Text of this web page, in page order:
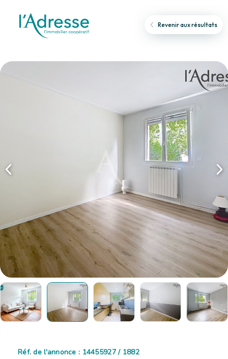
Revenir aux résultats
Réf. de l'annonce : 14455927 / 1882